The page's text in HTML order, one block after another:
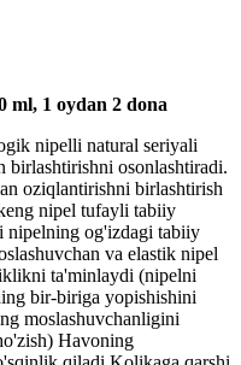
ml, 1 oydan 2 dona
nipelli natural seriyali
birlashtirishni osonlashtiradi.
oziqlantirishni birlashtirish
nipel tufayli tabiiy
nipelning og'izdagi tabiiy
va elastik nipel
ta'minlaydi (nipelni
bir-biriga yopishishini
moslashuvchanligini
) Havoning